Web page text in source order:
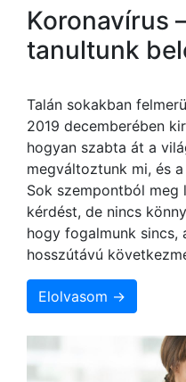
Koronavírus
tanultunk
Talán sokakban
2019 decemberében
hogyan szabta át a
megváltoztunk mi, és
Sok szempontból meg
kérdést, de nincs
hogy fogalmunk sincs,
hosszútávú
Elolvasom →